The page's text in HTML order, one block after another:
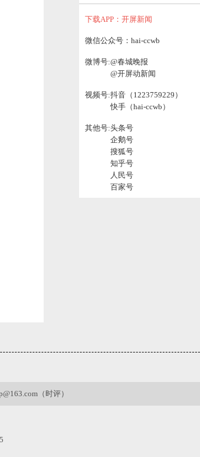
保山市发布市管干部任前公示公
2026-05-25 15:43:39
成都一网红打卡点被曝女厕所藏
头，偷拍视频被公开传播和售
2026-05-25 15:43:46
“死了么”App改名“在么在么”，
按钮，孩子、社区都能知道
2026-05-25 15:05:35
下载APP：开屏新闻
微信公众号：hai-ccwb
微博号:@春城晚报
@开屏动新闻
视频号:抖音（1223759229）
快手（hai-ccwb）
其他号:头条号
企鹅号
搜狐号
知乎号
人民号
百家号
（时评）